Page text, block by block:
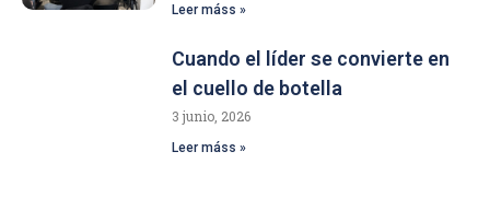
Leer máss »
Cuando el líder se convierte en
el cuello de botella
3 junio, 2026
Leer máss »